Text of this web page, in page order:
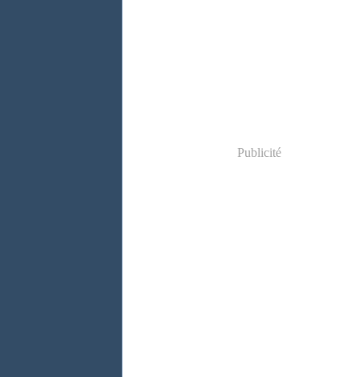
Publicité